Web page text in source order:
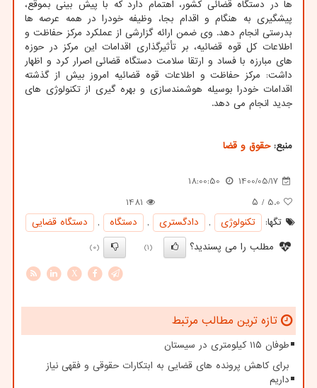
ها در دستگاه قضائی کشور، اهتمام دارد که با پیش بینی بموقع،
پیشگیری به هنگام و اقدام بجا، وظیفه خودرا در همه عرصه ها
بدرستی انجام دهد. وی ضمن ارائه گزارشی از عملکرد مرکز حفاظت و
اطلاعات کل قوه قضائیه، بر تأثیرگذاری اقدامات این مرکز در حوزه
های مبارزه با فساد و ارتقا سلامت دستگاه قضائی اصرار کرد و اظهار
داشت: مرکز حفاظت و اطلاعات قوه قضائیه امروز بیش از گذشته
اقدامات خودرا بوسیله هوشمندسازی و بهره گیری از تکنولوژی های
جدید انجام می دهد.
منبع:حقوق و قضا
1400/05/17
18:00:50
5.0 / ۵
1481
تگها:
تكنولوژی , دادگستری , دستگاه ,
دستگاه قضایی
مطلب را می پسندید؟
(1)
(0)
X
تازه ترین مطالب مرتبط
طوفان ۱۱۵ کیلومتری در سیستان
برای کاهش پرونده های قضایی به ابتکارات حقوقی و فقهی نیاز
داریم